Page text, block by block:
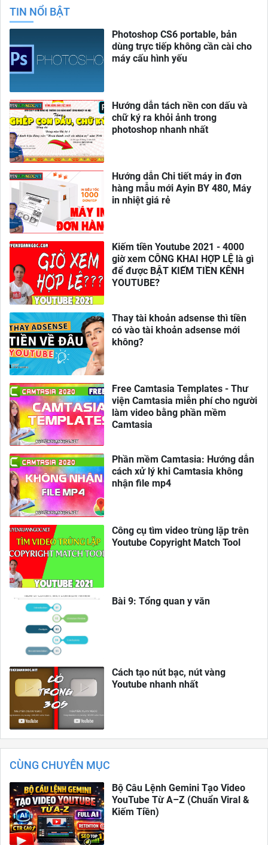
TIN NỔI BẬT
Photoshop CS6 portable, bản
dùng trực tiếp không cần cài cho
máy cấu hình yếu
Hướng dẫn tách nền con dấu và
chữ ký ra khỏi ảnh trong
photoshop nhanh nhất
Hướng dẫn Chi tiết máy in đơn
hàng mẫu mới Ayin BY 480, Máy
in nhiệt giá rẻ
Kiếm tiền Youtube 2021 - 4000
giờ xem CÔNG KHAI HỢP LỆ là gì
để được BẬT KIẾM TIỀN KÊNH
YOUTUBE?
Thay tài khoản adsense thì tiền
có vào tài khoản adsense mới
không?
Free Camtasia Templates - Thư
viện Camtasia miễn phí cho người
làm video bằng phần mềm
Camtasia
Phần mềm Camtasia: Hướng dẫn
cách xử lý khi Camtasia không
nhận file mp4
Công cụ tìm video trùng lặp trên
Youtube Copyright Match Tool
Bài 9: Tổng quan y văn
Cách tạo nút bạc, nút vàng
Youtube nhanh nhất
CÙNG CHUYÊN MỤC
Bộ Câu Lệnh Gemini Tạo Video
YouTube Từ A–Z (Chuẩn Viral &
Kiếm Tiền)